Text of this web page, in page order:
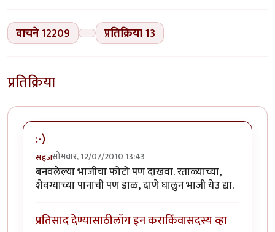
वाचने12209 प्रतिक्रिया13
प्रतिक्रिया
:-)
सहजसोमवार, 12/07/2010 13:43
बनवलेल्या भाजीचा फोटो पण दाखवा. रताळ्याच्या,
शेवग्याच्या पानाची पण डाळ, दाणे घालुन भाजी येउ द्या.
प्रतिसाद देण्यासाठीलॉग इन कराकिंवासदस्य व्हा